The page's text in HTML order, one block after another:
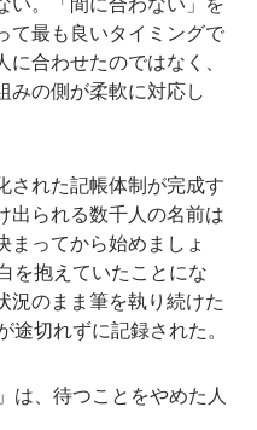
て最も良いタイミングで
合わせたのではなく、
みの側が柔軟に対応し
された記帳体制が完成す
出られる数千人の名前は
まってから始めましょ
を抱えていたことにな
況のまま筆を執り続けた
切れずに記録された。
、待つことをやめた人